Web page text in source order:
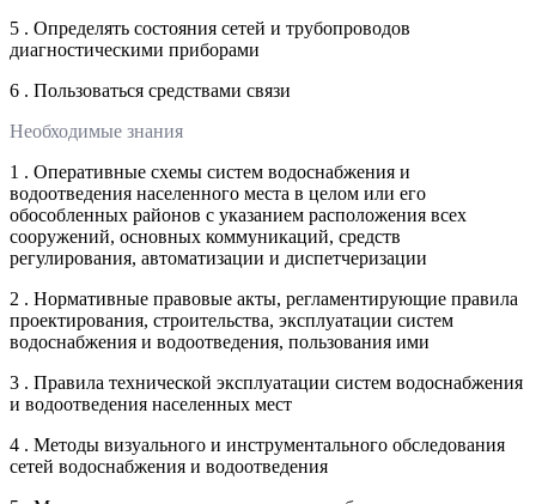
5 . Определять состояния сетей и трубопроводов
диагностическими приборами
6 . Пользоваться средствами связи
Необходимые знания
1 . Оперативные схемы систем водоснабжения и
водоотведения населенного места в целом или его
обособленных районов с указанием расположения всех
сооружений, основных коммуникаций, средств
регулирования, автоматизации и диспетчеризации
2 . Нормативные правовые акты, регламентирующие правила
проектирования, строительства, эксплуатации систем
водоснабжения и водоотведения, пользования ими
3 . Правила технической эксплуатации систем водоснабжения
и водоотведения населенных мест
4 . Методы визуального и инструментального обследования
сетей водоснабжения и водоотведения